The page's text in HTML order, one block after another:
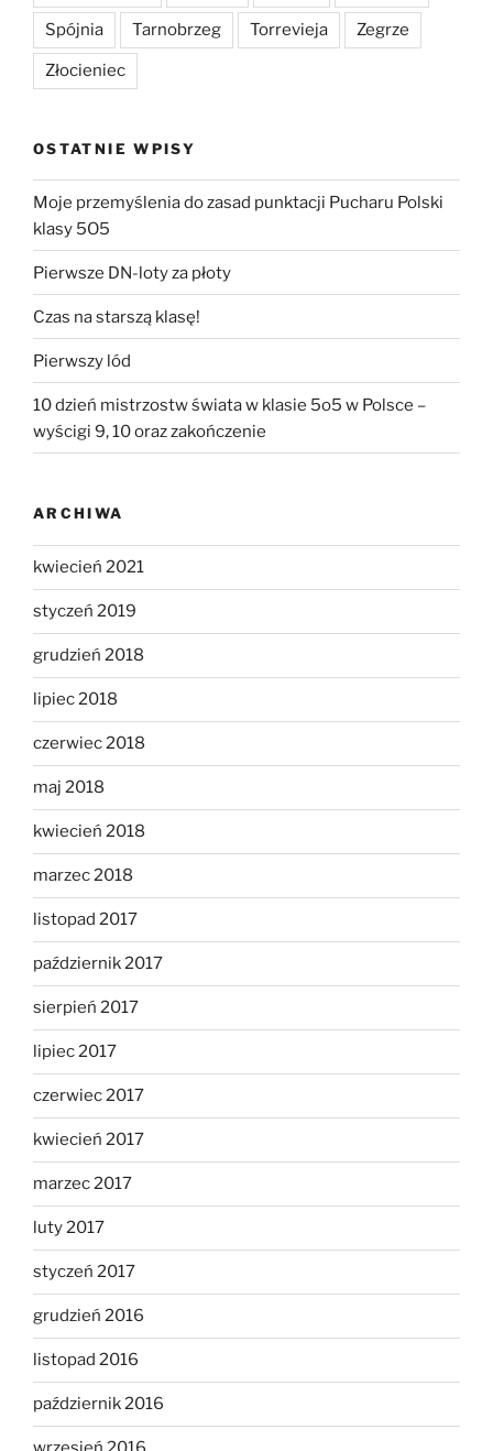
Spójnia Tarnobrzeg Torrevieja Zegrze
Złocieniec
OSTATNIE WPISY
Moje przemyślenia do zasad punktacji Pucharu Polski
klasy 5O5
Pierwsze DN-loty za płoty
Czas na starszą klasę!
Pierwszy lód
10 dzień mistrzostw świata w klasie 5o5 w Polsce –
wyścigi 9, 10 oraz zakończenie
ARCHIWA
kwiecień 2021
styczeń 2019
grudzień 2018
lipiec 2018
czerwiec 2018
maj 2018
kwiecień 2018
marzec 2018
listopad 2017
październik 2017
sierpień 2017
lipiec 2017
czerwiec 2017
kwiecień 2017
marzec 2017
luty 2017
styczeń 2017
grudzień 2016
listopad 2016
październik 2016